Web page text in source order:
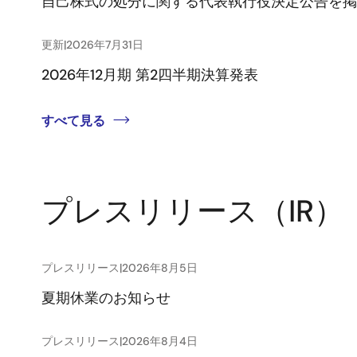
更新|2026年7月31日
2026年12月期 第2四半期決算発表
すべて見る
プレスリリース（IR）
プレスリリース|2026年8月5日
夏期休業のお知らせ
プレスリリース|2026年8月4日